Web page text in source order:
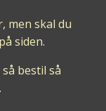
men skal du
siden.
bestil så